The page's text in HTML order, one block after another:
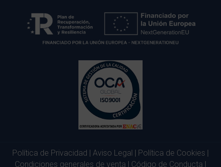
Política de Privacidad | Aviso Legal | Política de Cookies |
Condiciones generales de venta | Código de Conducta |